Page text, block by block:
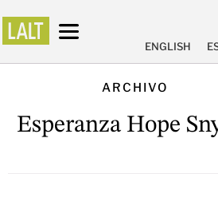
ENGLISH
ARCHIVO
Esperanza Hope